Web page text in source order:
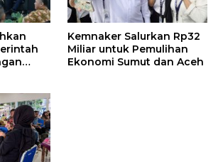
Kemnaker Salurkan Rp32
Miliar untuk Pemulihan
Ekonomi Sumut dan Aceh